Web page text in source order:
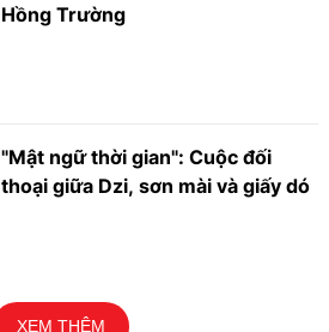
Hồng Trường
"Mật ngữ thời gian": Cuộc đối
thoại giữa Dzi, sơn mài và giấy dó
XEM THÊM